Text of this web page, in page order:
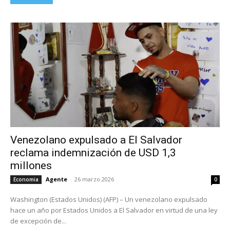
Venezolano expulsado a El Salvador
reclama indemnización de USD 1,3
millones
Economia Agente - 26 marzo 2026 0
Washington (Estados Unidos) (AFP) – Un venezolano expulsado
hace un año por Estados Unidos a El Salvador en virtud de una ley
de excepción de...